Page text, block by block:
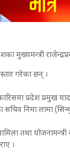
मुख्यमन्त्री
गरेका छन् ।
प्रदेश प्रमुख
निमा लामा
तथा योजनामन्त्री
।